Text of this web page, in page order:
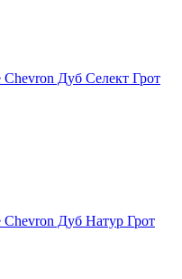
Дуб Селект Грот
Дуб Натур Грот